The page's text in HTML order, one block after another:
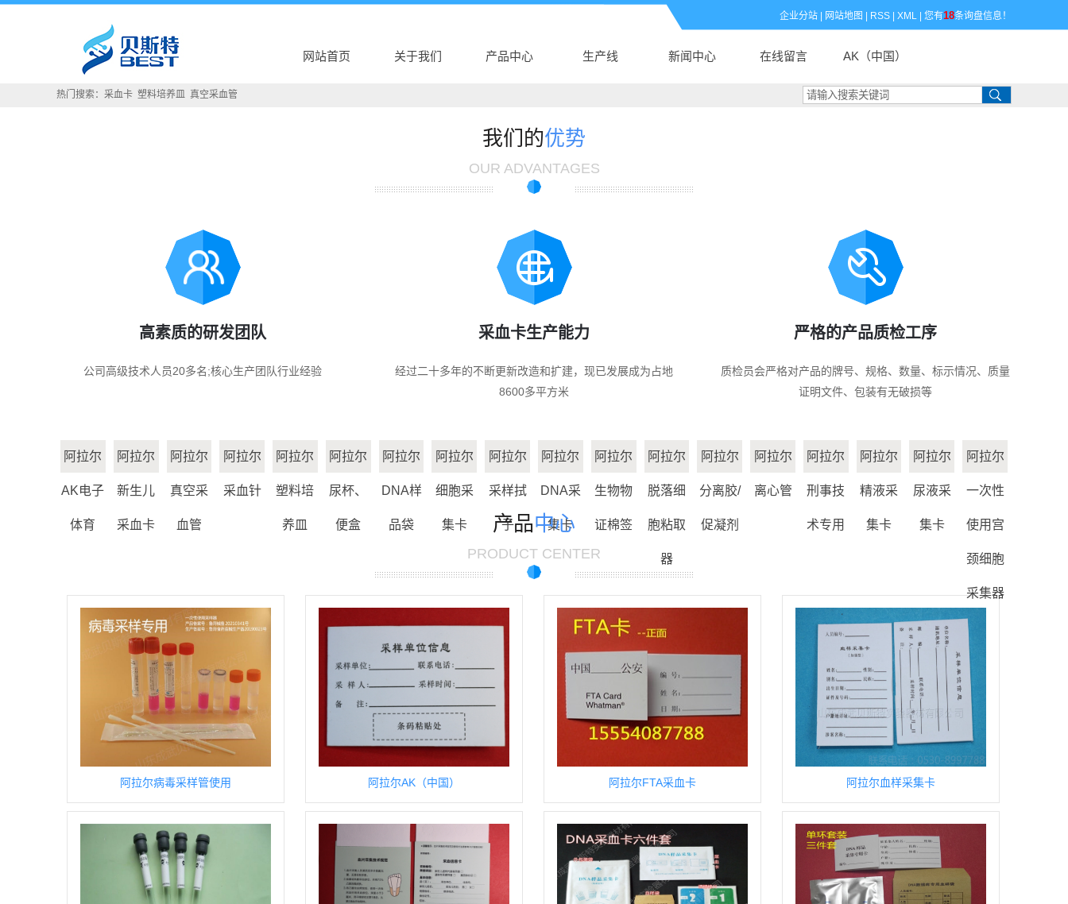
企业分站 网站地图 RSS XML 您有18条询盘信息！
网站首页 关于我们 产品中心
血卡
阿拉尔真空采血
管
阿拉尔采血针
皿
阿拉尔尿杯、便
阿拉尔DNA样品
袋
阿拉尔细胞采集
卡
阿拉尔采样拭子
卡
阿拉尔生物物证
专用
阿拉尔精液采集
阿拉尔尿液采集
卡
阿拉尔一次性使
用宫颈细胞采集
生产线 新闻中心 在线留言 AK（中国）
热门搜索： 采血卡 塑料培养皿 真空采血管
我们的优势
OUR ADVANTAGES
高素质的研发团队
公司高级技术人员20多名;核心生产团队行业经验
采血卡生产能力
经过二十多年的不断更新改造和扩建，现已发展成为占地
8600多平方米
严格的产品质检工序
质检员会严格对产品的牌号、规格、数量、标示情况、质量
证明文件、包装有无破损等
阿拉尔
AK电子
体育
阿拉尔
新生儿
采血卡
阿拉尔
真空采
血管
阿拉尔
采血针
阿拉尔
塑料培
养皿
阿拉尔
尿杯、
便盒
阿拉尔
DNA样
品袋
阿拉尔
细胞采
集卡
阿拉尔
采样拭
子
阿拉尔
DNA采
集卡
阿拉尔
生物物
证棉签
阿拉尔
脱落细
胞粘取
器
阿拉尔
分离胶/
促凝剂
阿拉尔
离心管
阿拉尔
刑事技
术专用
阿拉尔
精液采
集卡
阿拉尔
尿液采
集卡
阿拉尔
一次性
使用宫
颈细胞
采集器
产品中心
PRODUCT CENTER
阿拉尔病毒采样管使用 阿拉尔AK（中国） 阿拉尔FTA采血卡 阿拉尔血样采集卡